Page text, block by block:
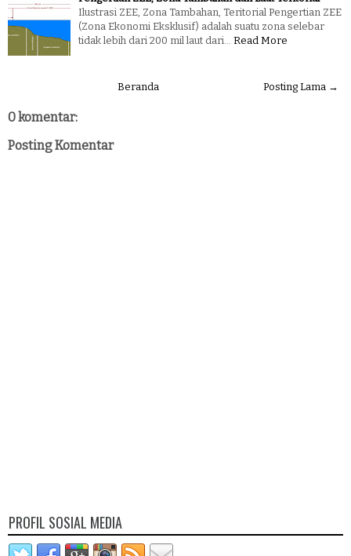
Ilustrasi ZEE, Zona Tambahan, Teritorial Pengertian ZEE
(Zona Ekonomi Eksklusif) adalah suatu zona selebar
tidak lebih dari 200 mil laut dari… Read More
Posting Lama →
Beranda
0 komentar:
Posting Komentar
PROFIL SOSIAL MEDIA